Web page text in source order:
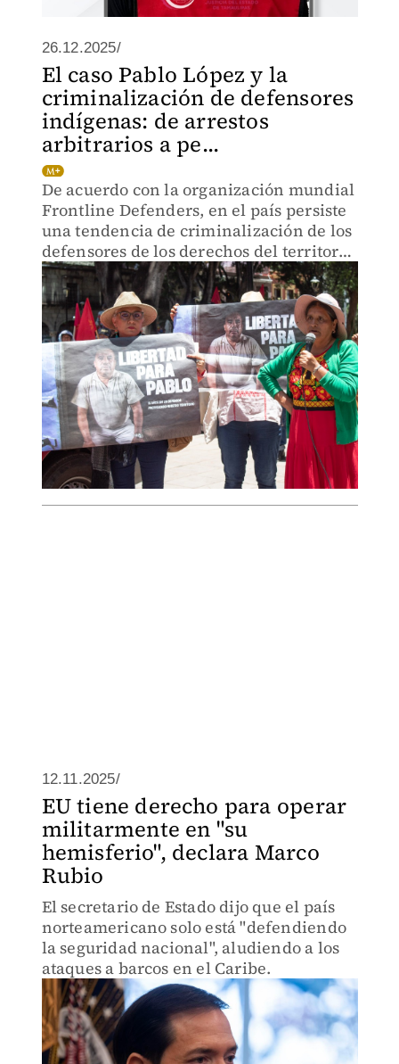
26.12.2025/
El caso Pablo López y la
criminalización de defensores
indígenas: de arrestos
arbitrarios a pe...
De acuerdo con la organización mundial
Frontline Defenders, en el país persiste
una tendencia de criminalización de los
defensores de los derechos del territorio
de las comunidades indígenas.
12.11.2025/
EU tiene derecho para operar
militarmente en "su
hemisferio", declara Marco
Rubio
El secretario de Estado dijo que el país
norteamericano solo está "defendiendo
la seguridad nacional", aludiendo a los
ataques a barcos en el Caribe.